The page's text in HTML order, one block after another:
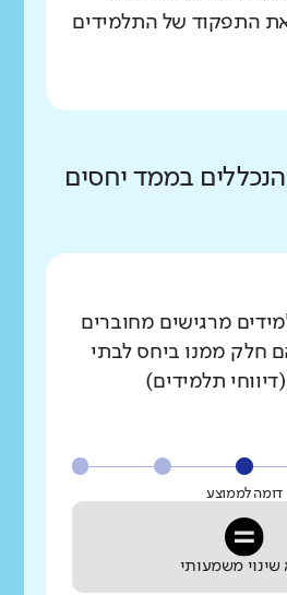
התפקוד של התלמידים
בממד יחסים
מרגישים מחוברים
חלק ממנו ביחס לבתי
תלמידים)
דומה לממוצע
שינוי משמעותי